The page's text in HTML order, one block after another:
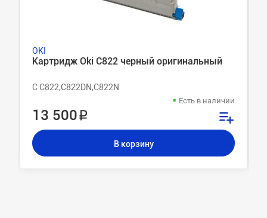
OKI
Картридж Oki C822 черный оригинальный
C C822,C822DN,C822N
Есть в наличии
13 500 ₽
В корзину